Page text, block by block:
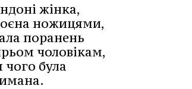
жінка,
ножицями,
поранень
чоловікам,
чого була